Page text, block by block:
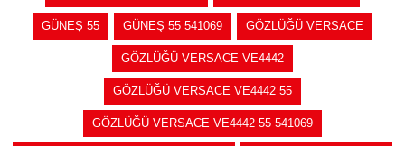
GÜNEŞ 55 GÜNEŞ 55 541069 GÖZLÜĞÜ VERSACE
GÖZLÜĞÜ VERSACE VE4442
GÖZLÜĞÜ VERSACE VE4442 55
GÖZLÜĞÜ VERSACE VE4442 55 541069